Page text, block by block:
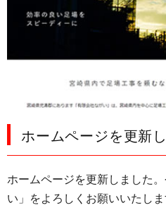
ホームページを更新し
ホームページを更新しました
い」をよろしくお願いいたしま